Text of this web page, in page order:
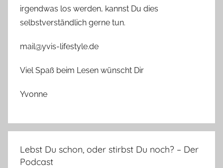
irgendwas los werden, kannst Du dies
selbstverständlich gerne tun.
mail@yvis-lifestyle.de
Viel Spaß beim Lesen wünscht Dir
Yvonne
Lebst Du schon, oder stirbst Du noch? – Der
Podcast